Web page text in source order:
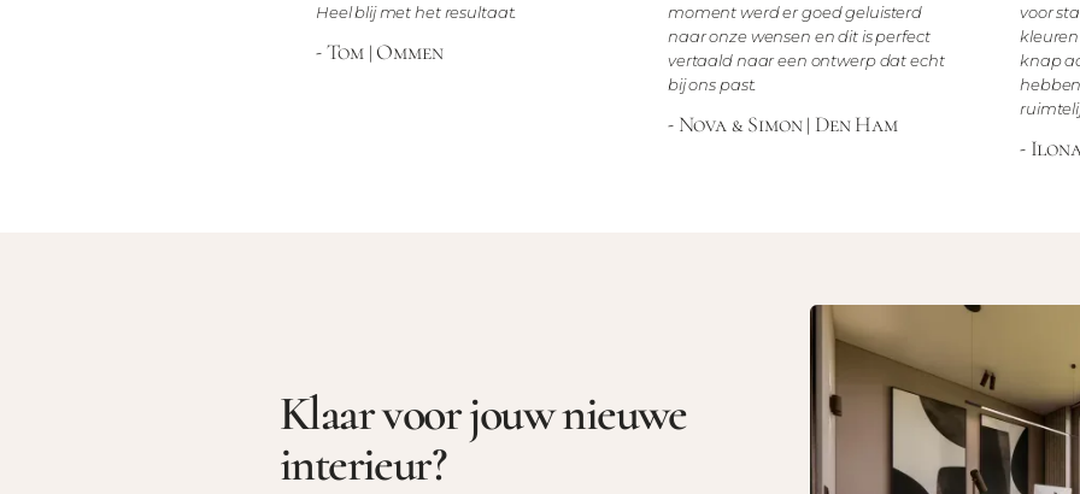
Heel blij met het resultaat.
- Tom | Ommen
moment werd er goed geluisterd
naar onze wensen en dit is perfect
vertaald naar een ontwerp dat echt
bij ons past.
- Nova & Simon | Den Ham
voor
knap
-
Klaar voor jouw nieuwe
interieur?